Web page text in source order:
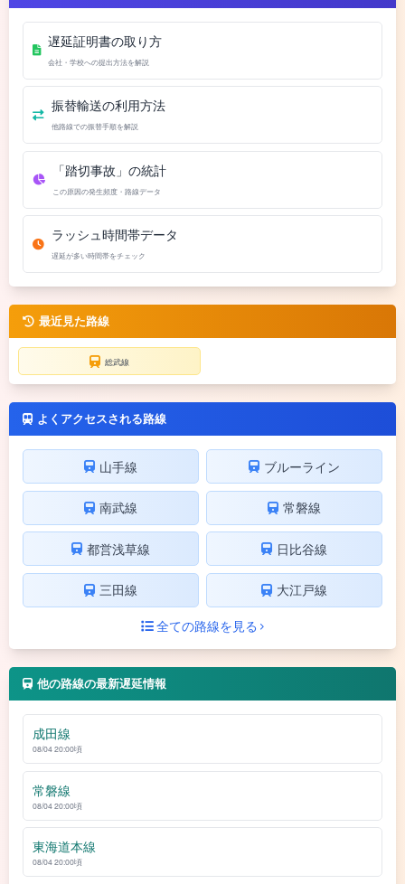
遅延証明書の取り方
会社・学校への提出方法を解説
振替輸送の利用方法
他路線での振替手順を解説
「踏切事故」の統計
この原因の発生頻度・路線データ
ラッシュ時間帯データ
遅延が多い時間帯をチェック
最近見た路線
総武線
よくアクセスされる路線
山手線 ブルーライン
南武線 常磐線
都営浅草線 日比谷線
三田線
大江戸線
全ての路線を見る
他の路線の最新遅延情報
成田線
08/04 20:00頃
常磐線
08/04 20:00頃
東海道本線
08/04 20:00頃